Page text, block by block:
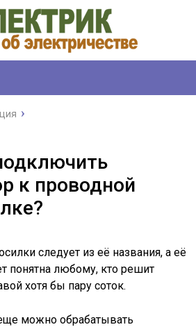
к проводной
следует из её названия, а её
понятна любому, кто решит
хотя бы пару соток.
можно обрабатывать